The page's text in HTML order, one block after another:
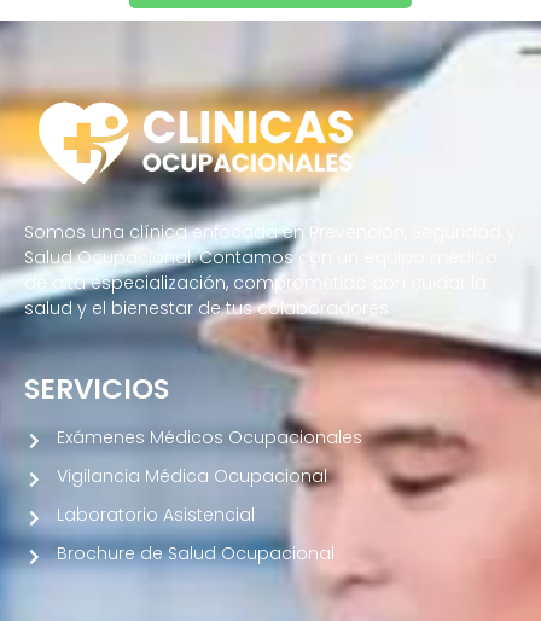
Somos una clínica enfocada en Prevención, Seguridad y
Salud Ocupacional. Contamos con un equipo médico
de alta especialización, comprometido con cuidar la
salud y el bienestar de tus colaboradores.
SERVICIOS
Exámenes Médicos Ocupacionales
Vigilancia Médica Ocupacional
Laboratorio Asistencial
Brochure de Salud Ocupacional